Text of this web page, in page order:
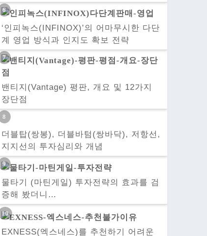
‘인피녹스(INFINOX)’의 어마무시한 다단
계 영업 방식과 인지도 확보 전략
밴티지(Vantage) 평판, 개요 및 12가지
장단점
더블탑(쌍봉), 더블바텀(쌍바닥), 저항선,
지지선의 투자심리와 개념
물타기 (마틴게일) 투자전략의 효과를 검
증해 봤더니…
EXNESS(엑스네스)를 추천하기 어려운